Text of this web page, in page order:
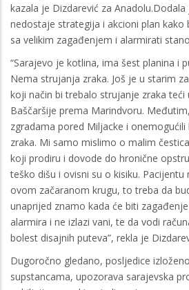
kazala je Dizdarević za Anadolu.Dodala
nedostaje strategija i akcioni plan kako
sa velikim zagađenjem i alarmirati
“Sarajevo je kotlina, ima šest planina i
Nema strujanja zraka. Još je u starim
koji način bi trebalo strujanje zraka teći
Baščaršije prema Marindvoru.
zgradama pored Miljacke i
zraka. Mi samo mislimo o malim
koji prodiru i dovode do hronične
teško dišu i ovisni su o kisiku.
ovom začaranom krugu, to treba da
unaprijed znamo kada će biti
alarmira i ne izlazi vani, te da vodi
bolest disajnih puteva”, rekla je
Dugoročno gledano, posljedice
supstancama, upozorava sarajevska